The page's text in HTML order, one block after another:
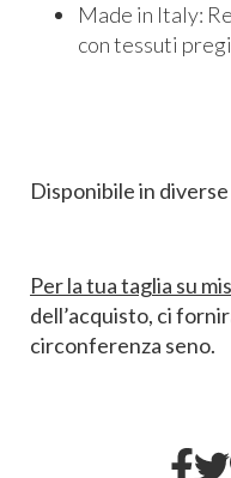
Made in Italy:
con tessuti
Disponibile in
Per la tua taglia su
dell’acquisto, ci
circonferenza seno.